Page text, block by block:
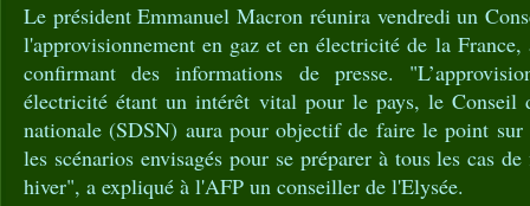
Le président Emmanuel Macron réunira vendredi un
l'approvisionnement en gaz et en électricité de la
confirmant des informations de presse.
électricité étant un intérêt vital pour le pays, le Conseil
nationale (SDSN) aura pour objectif de faire le point
les scénarios envisagés pour se préparer à tous les cas
hiver", a expliqué à l'AFP un conseiller de l'Elysée.